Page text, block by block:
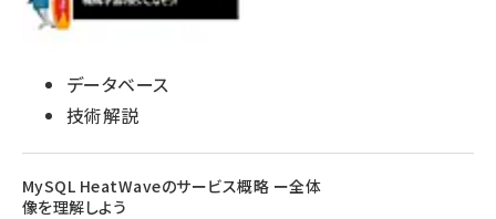
データベース
技術解説
MySQL HeatWaveのサービス概略 ー全体
像を理解しよう